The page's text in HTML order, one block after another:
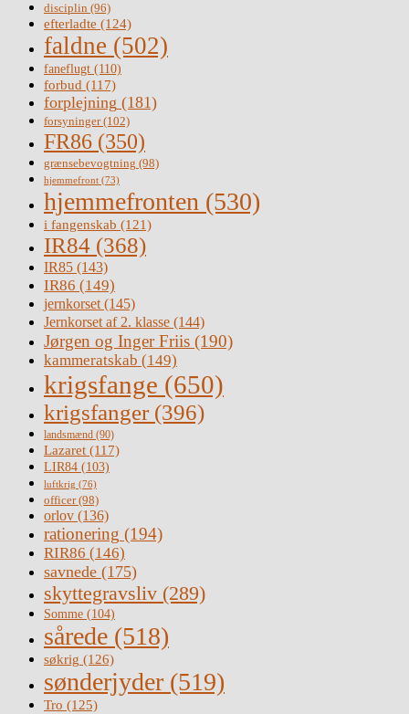
disciplin (96)
efterladte (124)
faldne (502)
faneflugt (110)
forbud (117)
forplejning (181)
forsyninger(102)
FR86 (350)
grænsebevogtning (98)
hjemmefront (73)
hjemmefronten (530)
i fangenskab (121)
IR84 (368)
IR85 (143)
IR86 (149)
jernkorset(145)
Jernkorset af 2. klasse (144)
Jørgen og Inger Friis (190)
kammeratskab (149)
krigsfange (650)
krigsfanger (396)
landsmænd (90)
Lazaret (117)
LIR84 (103)
luftkrig (76)
officer(98)
orlov (136)
rationering (194)
RIR86 (146)
savnede (175)
skyttegravsliv (289)
Somme (104)
sårede (518)
søkrig (126)
sønderjyder (519)
Tro (125)